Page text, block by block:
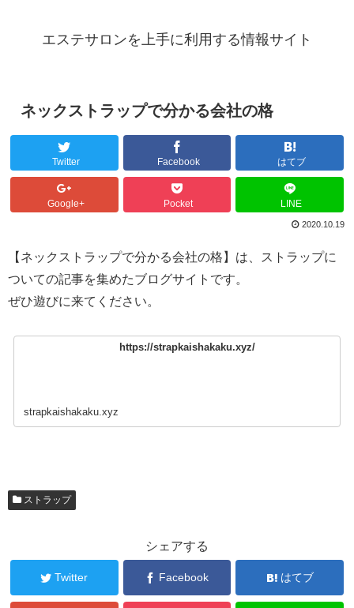
エステサロンを上手に利用する情報サイト
ネックストラップで分かる会社の格
Twitter Facebook はてブ
Google+ Pocket LINE
2020.10.19
【ネックストラップで分かる会社の格】は、ストラップに
ついての記事を集めたブログサイトです。
ぜひ遊びに来てください。
https://strapkaishakaku.xyz/
strapkaishakaku.xyz
ストラップ
シェアする
Twitter Facebook はてブ